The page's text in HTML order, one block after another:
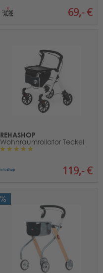
69,- €
REHASHOP
Wohnraumrollator Teckel
119,- €